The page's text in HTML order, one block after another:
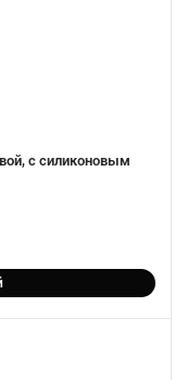
с силиконовым